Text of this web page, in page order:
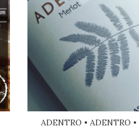
ADENTRO • ADENTRO